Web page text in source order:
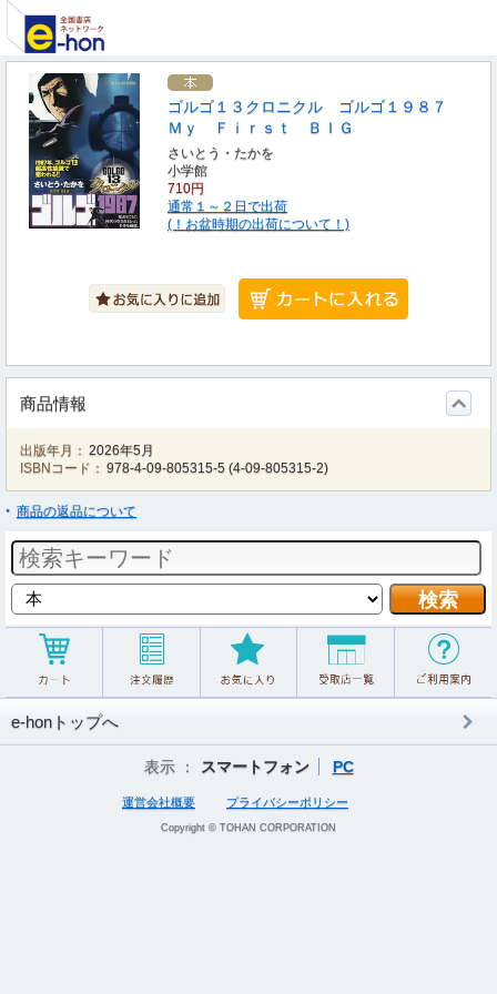
ゴルゴ１３クロニクル ゴルゴ１９８７
Ｍｙ Ｆｉｒｓｔ ＢＩＧ
さいとう・たかを
小学館
710円
通常１～２日で出荷
(！お盆時期の出荷について！)
商品情報
出版年月： 2026年5月
ISBNコード： 978-4-09-805315-5 (4-09-805315-2)
商品の返品について
e-honトップへ
表示 ： スマートフォン PC
運営会社概要 プライバシーポリシー
Copyright © TOHAN CORPORATION